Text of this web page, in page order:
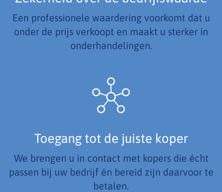
Een professionele waardering voorkomt dat u
onder de prijs verkoopt en maakt u sterker in
onderhandelingen.
Toegang tot de juiste koper
We brengen u in contact met kopers die écht
passen bij uw bedrijf én bereid zijn daarvoor te
betalen.